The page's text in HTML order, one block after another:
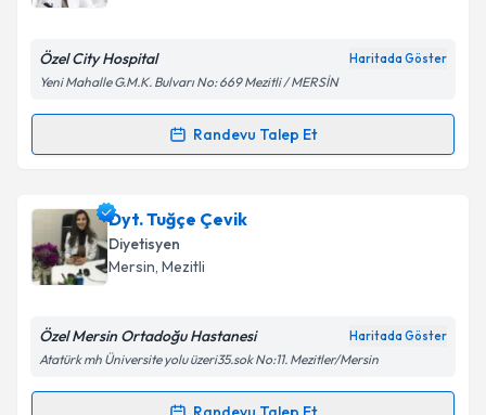
Kişisel verilerimin işlenmesine ilişkin
Metni'ni okudum ve kişisel verilerimin belirtilen
Takvim Talebini Gönder
Özel City Hospital Haritada Göster
Yeni Mahalle G.M.K. Bulvarı No: 669 Mezitli / MERSİN
Randevu Talep Et
Randevu Takvimi Talebi
Dyt. Özlem Doğaniçin randevu takvimi talebi
oluşturun. Size bu uzmandan randevu almanız için bir
takvim hazırlandığında e-posta ile bilgilendireceğiz.
Kişisel verilerimin işlenmesine ilişkin
Dyt. Tuğçe Çevik
Diyetisyen
Mersin, Mezitli
Özel Mersin Ortadoğu Hastanesi Haritada Göster
Atatürk mh Üniversite yolu üzeri35.sok No:11. Mezitler/Mersin